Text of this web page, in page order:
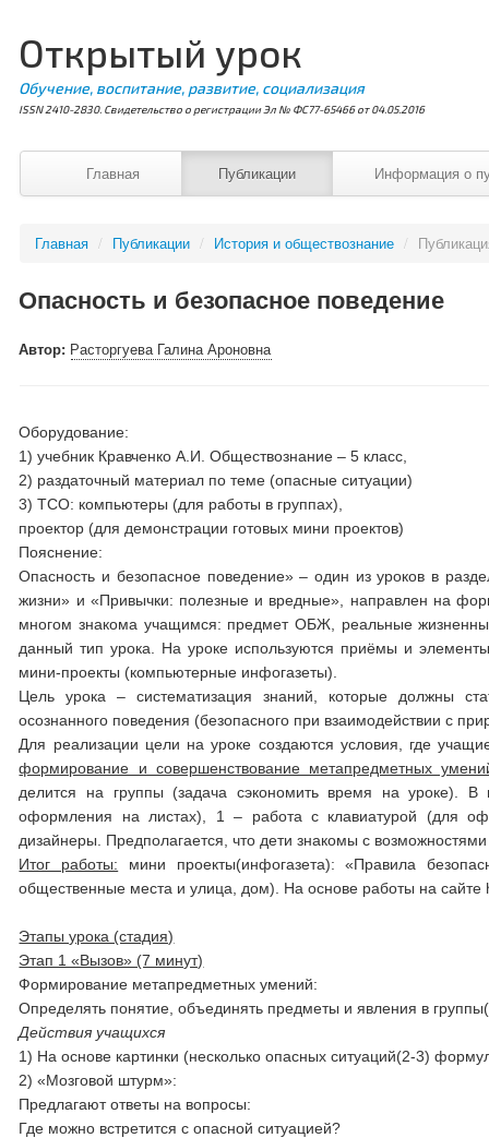
Открытый урок
Обучение, воспитание, развитие, социализация
ISSN 2410-2830. Свидетельство о регистрации Эл № ФС77-65466 от 04.05.2016
Главная Публикации Информация о
Главная / Публикации / История и обществознание /
Опасность и безопасное поведение
Автор: Расторгуева Галина Ароновна
Оборудование:
1) учебник Кравченко А.И. Обществознание – 5 класс,
2) раздаточный материал по теме (опасные ситуации)
3) ТСО: компьютеры (для работы в группах),
проектор (для демонстрации готовых мини проектов)
Пояснение:
Опасность и безопасное поведение» – один из уроков в
жизни» и «Привычки: полезные и вредные», направлен на
многом знакома учащимся: предмет ОБЖ, реальные
данный тип урока. На уроке используются приёмы и
мини-проекты (компьютерные инфогазеты).
Цель урока – систематизация знаний, которые должны
осознанного поведения (безопасного при взаимодействии с
Для реализации цели на уроке создаются условия, где
формирование и совершенствование метапредметных
делится на группы (задача сэкономить время на уроке).
оформления на листах), 1 – работа с клавиатурой (для
дизайнеры. Предполагается, что дети знакомы с
Итог работы: мини проекты(инфогазета): «Правила
общественные места и улица, дом). На основе работы на сайте
Этапы урока (стадия)
Этап 1 «Вызов» (7 минут)
Формирование метапредметных умений:
Определять понятие, объединять предметы и явления в
Действия учащихся
1) На основе картинки (несколько опасных ситуаций(2-3)
2) «Мозговой штурм»:
Предлагают ответы на вопросы:
Где можно встретится с опасной ситуацией?